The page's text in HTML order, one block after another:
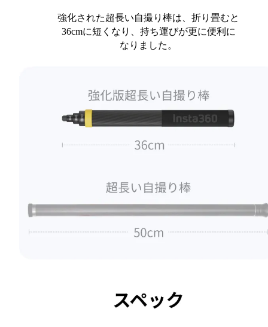
強化された超長い自撮り棒は、折り畳むと
36cmに短くなり、持ち運びが更に便利に
なりました。